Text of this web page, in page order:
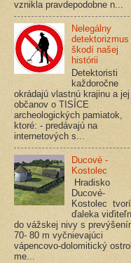
vznikla pravdepodobne n...
Nelegálny
detektorizmus
škodí našej
histórii
Detektoristi
každoročne
okrádajú vlastnú krajinu a jej
občanov o TISÍCE
archeologických pamiatok,
ktoré: - predávajú na
internetových s...
Ducové -
Kostolec
Hradisko
Ducové-
Kostolec
ďaleka
do vážskej nivy s
70- 80 m vyčnievajúci
vápencovo-dolomitický
me...